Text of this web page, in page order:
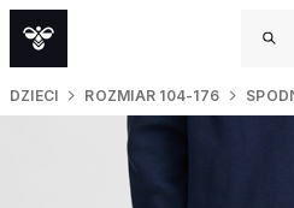
DZIECI ROZMIAR 104-176